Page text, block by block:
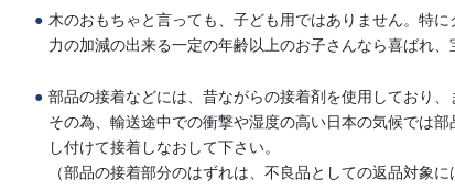
木のおもちゃと言っても、子ども用ではありません。特
力の加減の出来る一定の年齢以上のお子さんなら喜ばれ
部品の接着などには、昔ながらの接着剤を使用しており
その為、輸送途中での衝撃や湿度の高い日本の気候では
し付けて接着しなおして下さい。
（部品の接着部分のはずれは、不良品としての返品対象に